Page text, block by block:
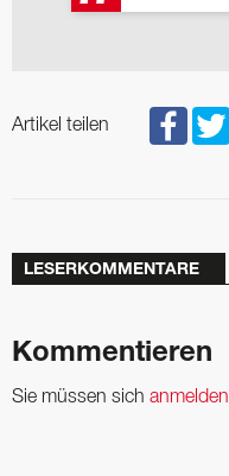
Artikel teilen
LESERKOMMENTARE
Kommentieren
Sie müssen sich anmelden